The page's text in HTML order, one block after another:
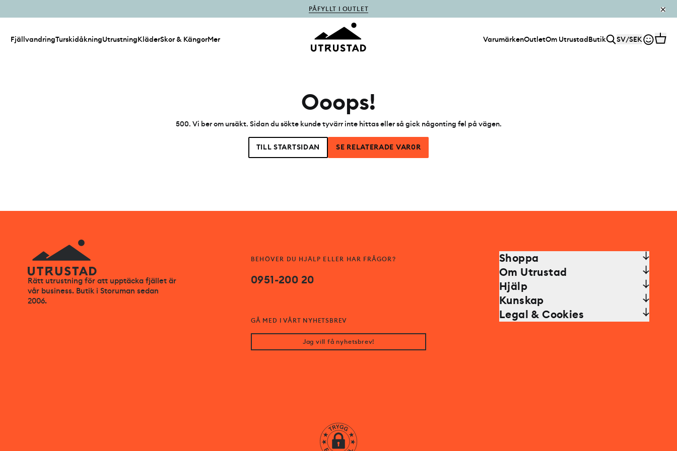
PÅFYLLT I OUTLET
FjällvandringTurskidåkningUtrustningKläderSkor & KängorMer VarumärkenOutletOm UtrustadButik SV/SEK
Ooops!
500. Vi ber om ursäkt. Sidan du sökte kunde tyvärr inte hittas eller så gick någonting fel på vägen.
TILL STARTSIDAN SE RELATERADE VAR0R
Rätt utrustning för att upptäcka fjället är
vår business. Butik i Storuman sedan
2006.
BEHÖVER DU HJÄLP ELLER HAR FRÅGOR?
0951-200 20
GÅ MED I VÅRT NYHETSBREV
Jag vill få nyhetsbrev!
Shoppa
Om Utrustad
Hjälp
Kunskap
Legal & Cookies